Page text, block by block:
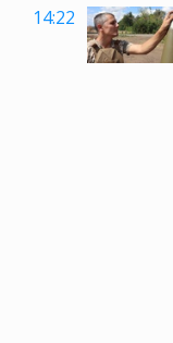
14:22